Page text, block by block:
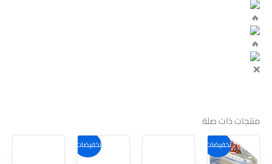
منتجات ذات صلة
تخفيضات!
هناك
العديد
تخفيضات!